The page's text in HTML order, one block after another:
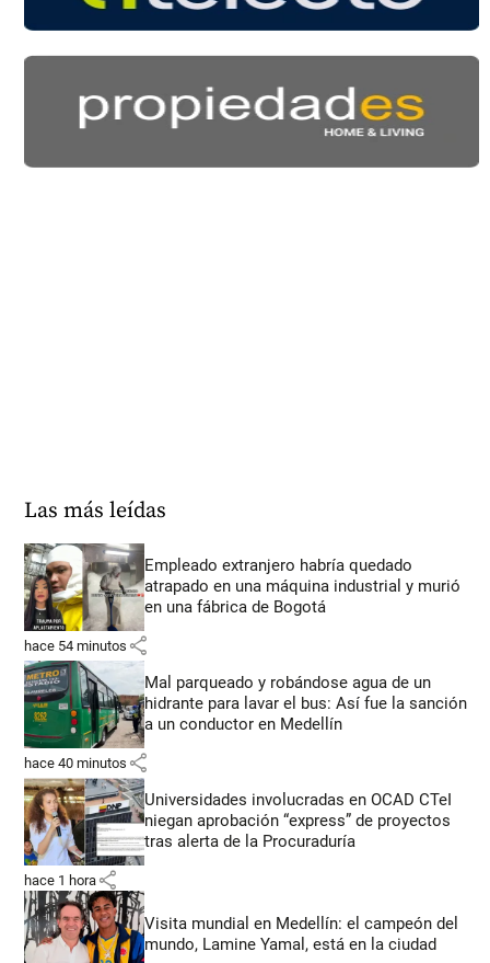
Las más leídas
Empleado extranjero habría quedado
atrapado en una máquina industrial y murió
en una fábrica de Bogotá
hace 54 minutos share
Mal parqueado y robándose agua de un
hidrante para lavar el bus: Así fue la sanción
a un conductor en Medellín
hace 40 minutos share
Universidades involucradas en OCAD CTeI
niegan aprobación “express” de proyectos
tras alerta de la Procuraduría
hace 1 hora share
Visita mundial en Medellín: el campeón del
mundo, Lamine Yamal, está en la ciudad